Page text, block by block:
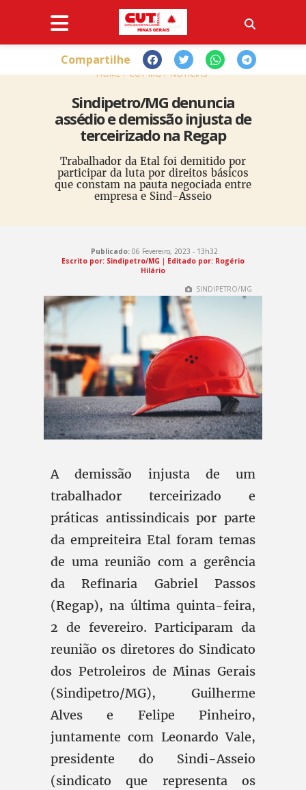
HOME CUT-MG NOTÍCIAS
Sindipetro/MG denuncia
assédio e demissão injusta de
terceirizado na Regap
Trabalhador da Etal foi demitido por
participar da luta por direitos básicos
que constam na pauta negociada entre
empresa e Sind-Asseio
Compartilhe
Publicado:06 Fevereiro, 2023 - 13h32
Escrito por: Sindipetro/MG | Editado por: Rogério
Hilário
SINDIPETRO/MG
A demissão injusta de um
trabalhador terceirizado e
práticas antissindicais por parte
da empreiteira Etal foram temas
de uma reunião com a gerência
da Refinaria Gabriel Passos
(Regap), na última quinta-feira,
2 de fevereiro. Participaram da
reunião os diretores do Sindicato
dos Petroleiros de Minas Gerais
(Sindipetro/MG), Guilherme
Alves e Felipe Pinheiro,
juntamente com Leonardo Vale,
presidente do Sindi-Asseio
(sindicato que representa os